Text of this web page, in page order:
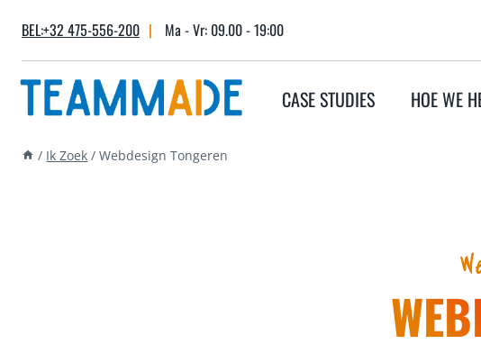
content
BEL:+32 475-556-200 | Ma - Vr: 09.00 - 19:00
CASE STUDIES HOE WE
/ Ik Zoek / Webdesign Tongeren